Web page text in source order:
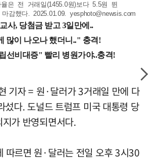
은 전 거래일(1455.0원)보다 5.5원 뛴
감했다. 2025.01.09. yesphoto@newsis.com
기자 = 원·달러가 3거래일 만에 다
다. 도널드 트럼프 미국 대통령 당
가 반영되면서다.
따르면 원·달러는 전일 오후 3시30